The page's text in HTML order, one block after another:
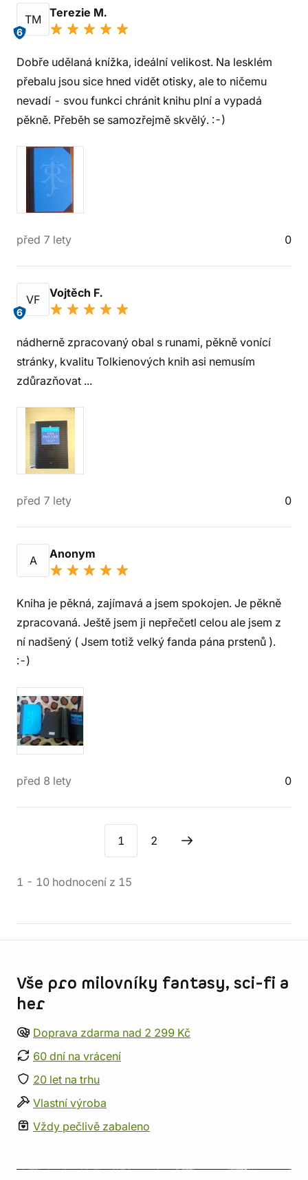
TM
6
Terezie M.
Dobře udělaná knížka, ideální velikost. Na lesklém
přebalu jsou sice hned vidět otisky, ale to ničemu
nevadí - svou funkci chránit knihu plní a vypadá
pěkně. Přeběh se samozřejmě skvělý. :-)
před 7 lety 0
VF
6
Vojtěch F.
nádherně zpracovaný obal s runami, pěkně vonící
stránky, kvalitu Tolkienových knih asi nemusím
zdůrazňovat ...
před 7 lety 0
A Anonym
Kniha je pěkná, zajímavá a jsem spokojen. Je pěkně
zpracovaná. Ještě jsem ji nepřečetl celou ale jsem z
ní nadšený ( Jsem totiž velký fanda pána prstenů ).
:-)
před 8 lety 0
1 2
1 - 10 hodnocení z 15
Vše pro milovníky fantasy, sci-fi a
her
Doprava zdarma nad 2 299 Kč
60 dní na vrácení
20 let na trhu
Vlastní výroba
Vždy pečlivě zabaleno